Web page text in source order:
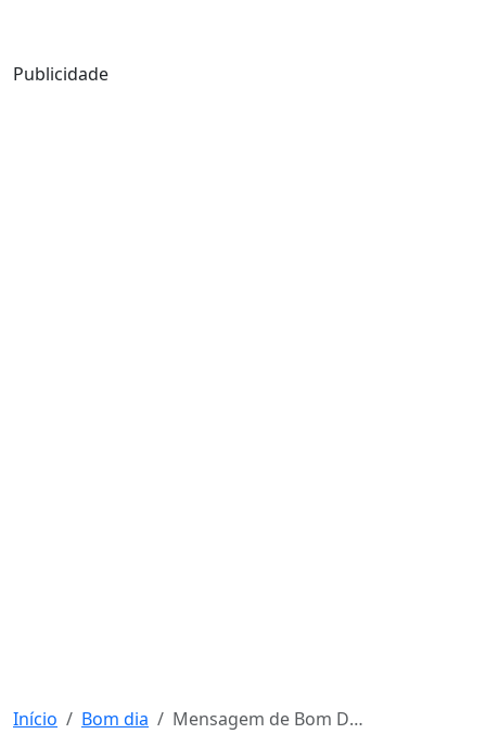
Publicidade
Início Bom dia Mensagem de Bom Dia para hoje, 19 de Abril de 2026: Confiança em Deus